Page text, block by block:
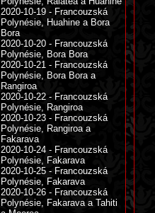
2020-10-19 - Francouzská
Polynésie, Huahine a Bora
Bora
2020-10-20 - Francouzská
Polynésie, Bora Bora
2020-10-21 - Francouzská
Polynésie, Bora Bora a
Rangiroa
2020-10-22 - Francouzská
Polynésie, Rangiroa
2020-10-23 - Francouzská
Polynésie, Rangiroa a
Fakarava
2020-10-24 - Francouzská
Polynésie, Fakarava
2020-10-25 - Francouzská
Polynésie, Fakarava
2020-10-26 - Francouzská
Polynésie, Fakarava a Tahiti